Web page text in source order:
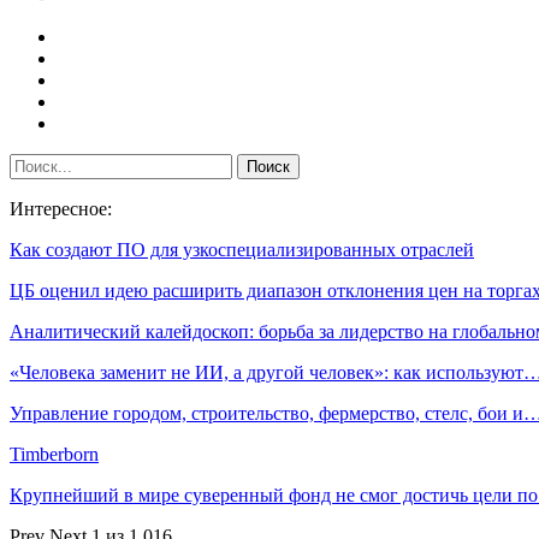
Интересное:
Как создают ПО для узкоспециализированных отраслей
ЦБ оценил идею расширить диапазон отклонения цен на
Аналитический калейдоскоп: борьба за лидерство на
«Человека заменит не ИИ, а другой человек»: как
Управление городом, строительство, фермерство, стелс, бои
Timberborn
Крупнейший в мире суверенный фонд не смог достичь цели